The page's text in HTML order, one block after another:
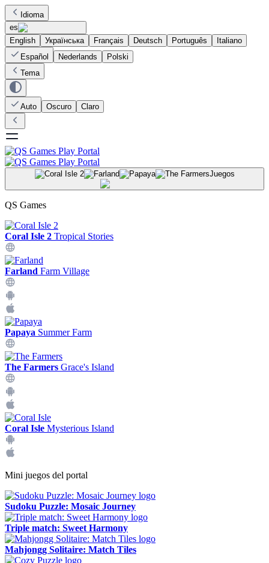
Idioma
es
English
Українська Français Deutsch Português
Italiano
Español
Nederlands
Polski
Tema
Auto Oscuro Claro
Juegos
QS Games
Coral Isle 2 Tropical Stories
Farland Farm Village
Papaya Summer Farm
The Farmers Grace's Island
Coral Isle Mysterious Island
Mini juegos del portal
Sudoku Puzzle: Mosaic Journey
Triple match: Sweet Harmony
Mahjongg Solitaire: Match Tiles